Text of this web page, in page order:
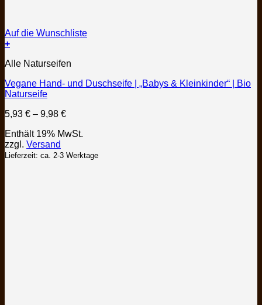
Auf die Wunschliste
+
Produkt
mehrere
Varianten
Die
können
auf
der
Alle Naturseifen
Vegane Hand- und Duschseife | „Babys & Kleinkinder“ | Bio
Naturseife
5,93 € – 9,98 €Preisspanne:
bis
Enthält 19% MwSt.
zzgl. Versand
Lieferzeit: ca. 2-3 Werktage